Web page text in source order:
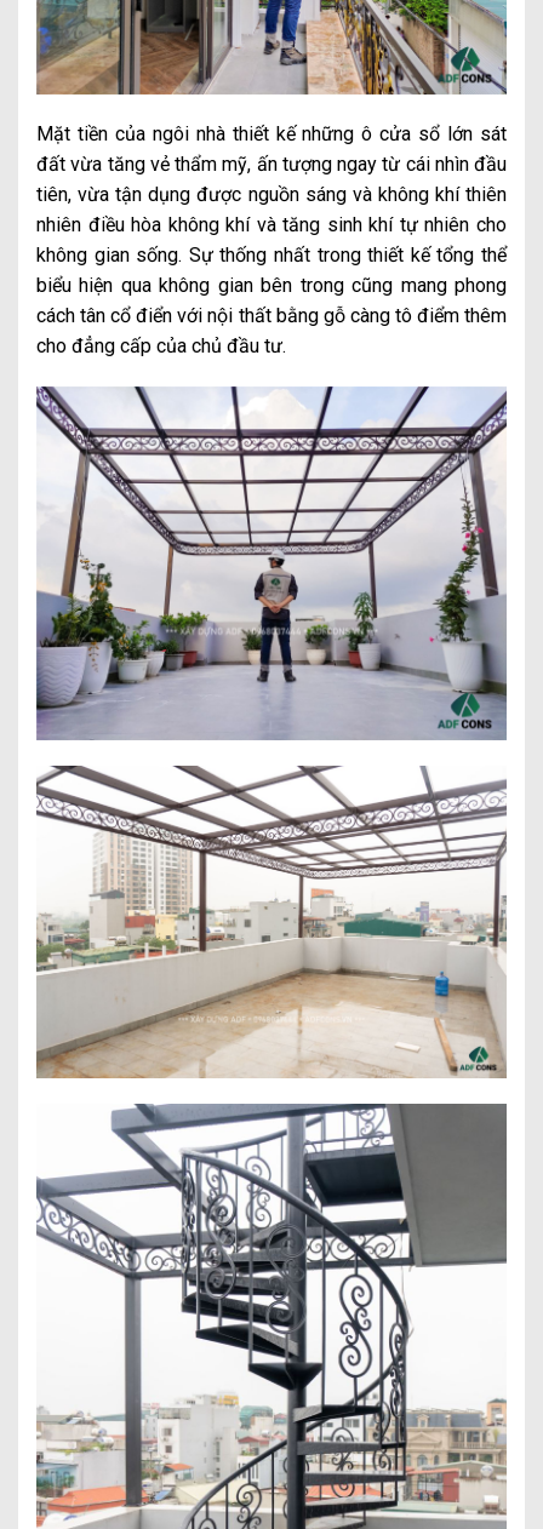
Mặt tiền của ngôi nhà thiết kế những ô cửa sổ lớn sát
đất vừa tăng vẻ thẩm mỹ, ấn tượng ngay từ cái nhìn đầu
tiên, vừa tận dụng được nguồn sáng và không khí thiên
nhiên điều hòa không khí và tăng sinh khí tự nhiên cho
không gian sống. Sự thống nhất trong thiết kế tổng thể
biểu hiện qua không gian bên trong cũng mang phong
cách tân cổ điển với nội thất bằng gỗ càng tô điểm thêm
cho đẳng cấp của chủ đầu tư.